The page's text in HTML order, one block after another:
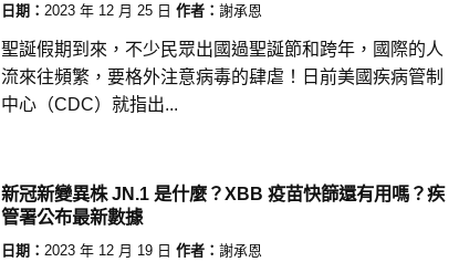
日期： 2023 年 12 月 25 日 作者： 謝承恩
聖誕假期到來，不少民眾出國過聖誕節和跨年，國際的人
流來往頻繁，要格外注意病毒的肆虐！日前美國疾病管制
中心（CDC）就指出...
新冠新變異株 JN.1 是什麼？XBB 疫苗快篩還有用嗎？疾
管署公布最新數據
日期： 2023 年 12 月 19 日 作者： 謝承恩